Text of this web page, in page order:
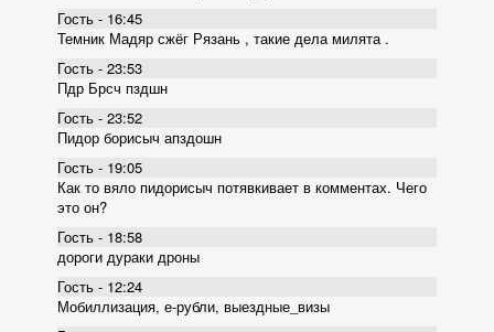
Гость - 16:45
Темник Мадяр сжёг Рязань , такие дела милята .
Гость - 23:53
Пдр Брсч пздшн
Гость - 23:52
Пидор борисыч апздошн
Гость - 19:05
Как то вяло пидорисыч потявкивает в комментах. Чего
это он?
Гость - 18:58
дороги дураки дроны
Гость - 12:24
Мобиллизация, е-рубли, выездные_визы